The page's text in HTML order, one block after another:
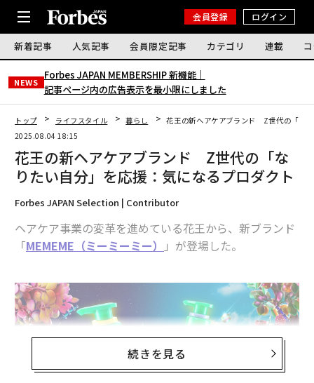
会員登録 ログイン
新着記事 人気記事 会員限定記事 カテゴリ 連載
NEWS
Forbes JAPAN MEMBERSHIP 新機能｜
記事ページ内の広告表示を最小限にしました
トップ ライフスタイル 暮らし
花王の新ヘアケアブランド Z世代の「な
2025.08.04 18:15
花王の新ヘアケアブランド Z世代の「な
りたい自分」を応援：気になるプロダクト
Forbes JAPAN Selection | Contributor
ヘアケア事業の変革を進めている花王から、新ブランド
「MEMEME（ミーミーミー） 」が登場した。
続きを見る